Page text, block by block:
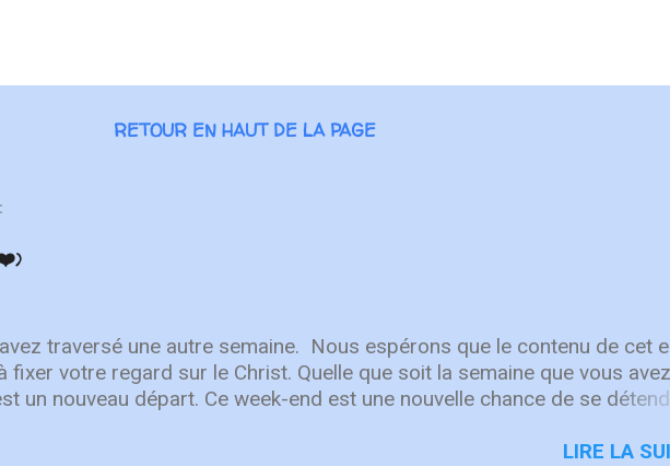
RETOUR EN HAUT DE LA PAGE
traversé une autre semaine. ⁣ Nous espérons que le contenu de cet
fixer votre regard sur le Christ. Quelle que soit la semaine que vous
un nouveau départ. Ce week-end est une nouvelle chance de se
haut, où Christ est assis à la droite de Dieu. Ayez l'esprit sur les choses
LIRE LA